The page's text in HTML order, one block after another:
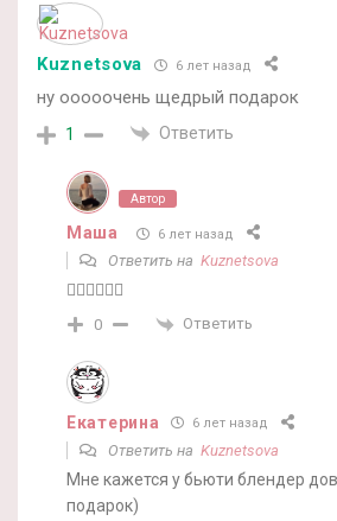
Kuznetsova 6 лет назад
ну ооооочень щедрый подарок
1 Ответить
Автор
Маша 6 лет назад
Ответить на Kuznetsova
🤷‍♀️🤷‍♀️🤷‍♀️
0 Ответить
Екатерина 6 лет назад
Ответить на Kuznetsova
Мне кажется у бьюти блендер
подарок)